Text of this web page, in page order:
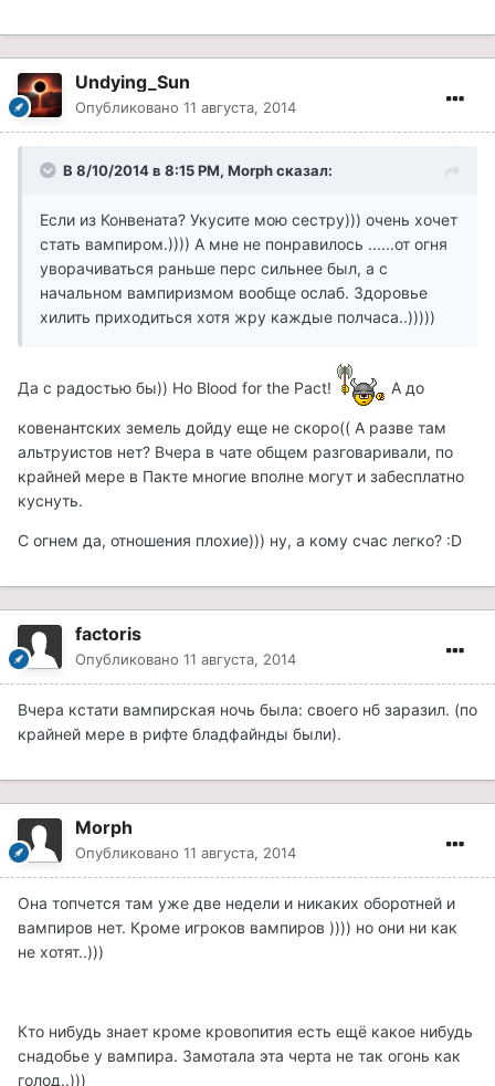
Undying_Sun
Опубликовано 11 августа, 2014
В 8/10/2014 в 8:15 PM, Morph сказал:
Если из Конвената? Укусите мою сестру))) очень хочет
стать вампиром.)))) А мне не понравилось ......от огня
уворачиваться раньше перс сильнее был, а с
начальном вампиризмом вообще ослаб. Здоровье
хилить приходиться хотя жру каждые полчаса..)))))
Да с радостью бы)) Но Blood for the Pact! А до
ковенантских земель дойду еще не скоро(( А разве там
альтруистов нет? Вчера в чате общем разговаривали, по
крайней мере в Пакте многие вполне могут и забесплатно
куснуть.
С огнем да, отношения плохие))) ну, а кому счас легко? :D
factoris
Опубликовано 11 августа, 2014
Вчера кстати вампирская ночь была: своего нб заразил. (по
крайней мере в рифте бладфайнды были).
Morph
Опубликовано 11 августа, 2014
Она топчется там уже две недели и никаких оборотней и
вампиров нет. Кроме игроков вампиров )))) но они ни как
не хотят..)))
Кто нибудь знает кроме кровопития есть ещё какое нибудь
снадобье у вампира. Замотала эта черта не так огонь как
голод..)))